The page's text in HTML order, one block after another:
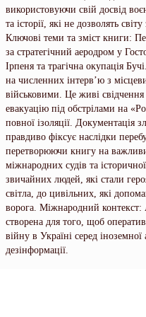
використовуючи свій досвід
та історії, які не дозволять
Ключові теми та зміст книги:
за стратегічний аеродром у
Ірпеня та трагічна окупація
на численних інтерв’ю з
військовими. Це живі
евакуацію під обстрілами на
повної ізоляції. Документація
правдиво фіксує наслідки
перетворюючи книгу на
міжнародних судів та
звичайних людей, які стали
світла, до цивільних, які
ворога. Міжнародний
створена для того, щоб
війну в Україні серед
дезінформації.